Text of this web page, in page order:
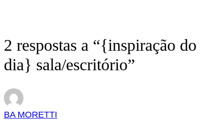
2 respostas a “{inspiração do
dia} sala/escritório”
BA MORETTI